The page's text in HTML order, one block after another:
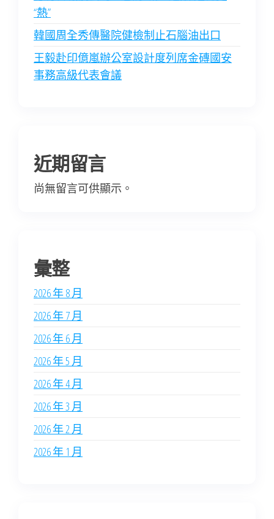
“熱”
韓國周全秀傳醫院健檢制止石腦油出口
王毅赴印億嵐辦公室設計度列席金磚國安
事務高級代表會議
近期留言
尚無留言可供顯示。
彙整
2026 年 8 月
2026 年 7 月
2026 年 6 月
2026 年 5 月
2026 年 4 月
2026 年 3 月
2026 年 2 月
2026 年 1 月